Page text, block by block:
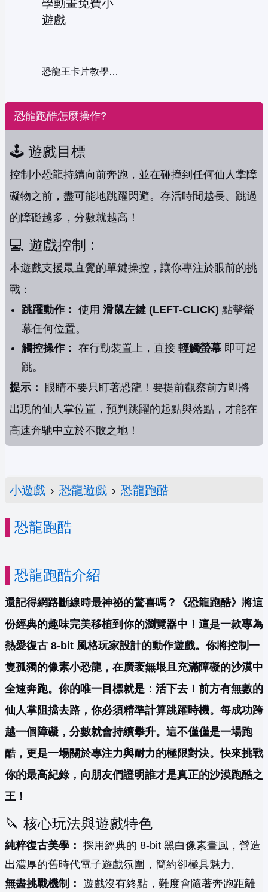
恐龍王卡片教學動畫
恐龍跑酷怎麼操作?
🕹️ 遊戲目標
控制小恐龍持續向前奔跑，並在碰撞到任何仙人掌障
礙物之前，盡可能地跳躍閃避。存活時間越長、跳過
的障礙越多，分數就越高！
💻 遊戲控制 :
本遊戲支援最直覺的單鍵操控，讓你專注於眼前的挑
戰：
跳躍動作： 使用 滑鼠左鍵 (LEFT-CLICK) 點擊螢
幕任何位置。
觸控操作： 在行動裝置上，直接 輕觸螢幕 即可起
跳。
提示：
眼睛不要只盯著恐龍！要提前觀察前方即將
出現的仙人掌位置，預判跳躍的起點與落點，才能在
高速奔馳中立於不敗之地！
小遊戲 › 恐龍遊戲 › 恐龍跑酷
恐龍跑酷
恐龍跑酷介紹
還記得網路斷線時最神祕的驚喜嗎？《恐龍跑酷》將這
份經典的趣味完美移植到你的瀏覽器中！這是一款專為
熱愛復古 8-bit 風格玩家設計的動作遊戲。你將控制一
隻孤獨的像素小恐龍，在廣袤無垠且充滿障礙的沙漠中
全速奔跑。你的唯一目標就是：活下去！前方有無數的
仙人掌阻擋去路，你必須精準計算跳躍時機。每成功跨
越一個障礙，分數就會持續攀升。這不僅僅是一場跑
酷，更是一場關於專注力與耐力的極限對決。快來挑戰
你的最高紀錄，向朋友們證明誰才是真正的沙漠跑酷之
王！
🔪 核心玩法與遊戲特色
純粹復古美學： 採用經典的 8-bit 黑白像素畫風，營造
出濃厚的舊時代電子遊戲氛圍，簡約卻極具魅力。
無盡挑戰機制： 遊戲沒有終點，難度會隨著奔跑距離